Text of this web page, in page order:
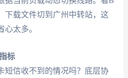
下载文件切到广州中转站，这
心太多。
标
短信收不到的情况吗？底层协